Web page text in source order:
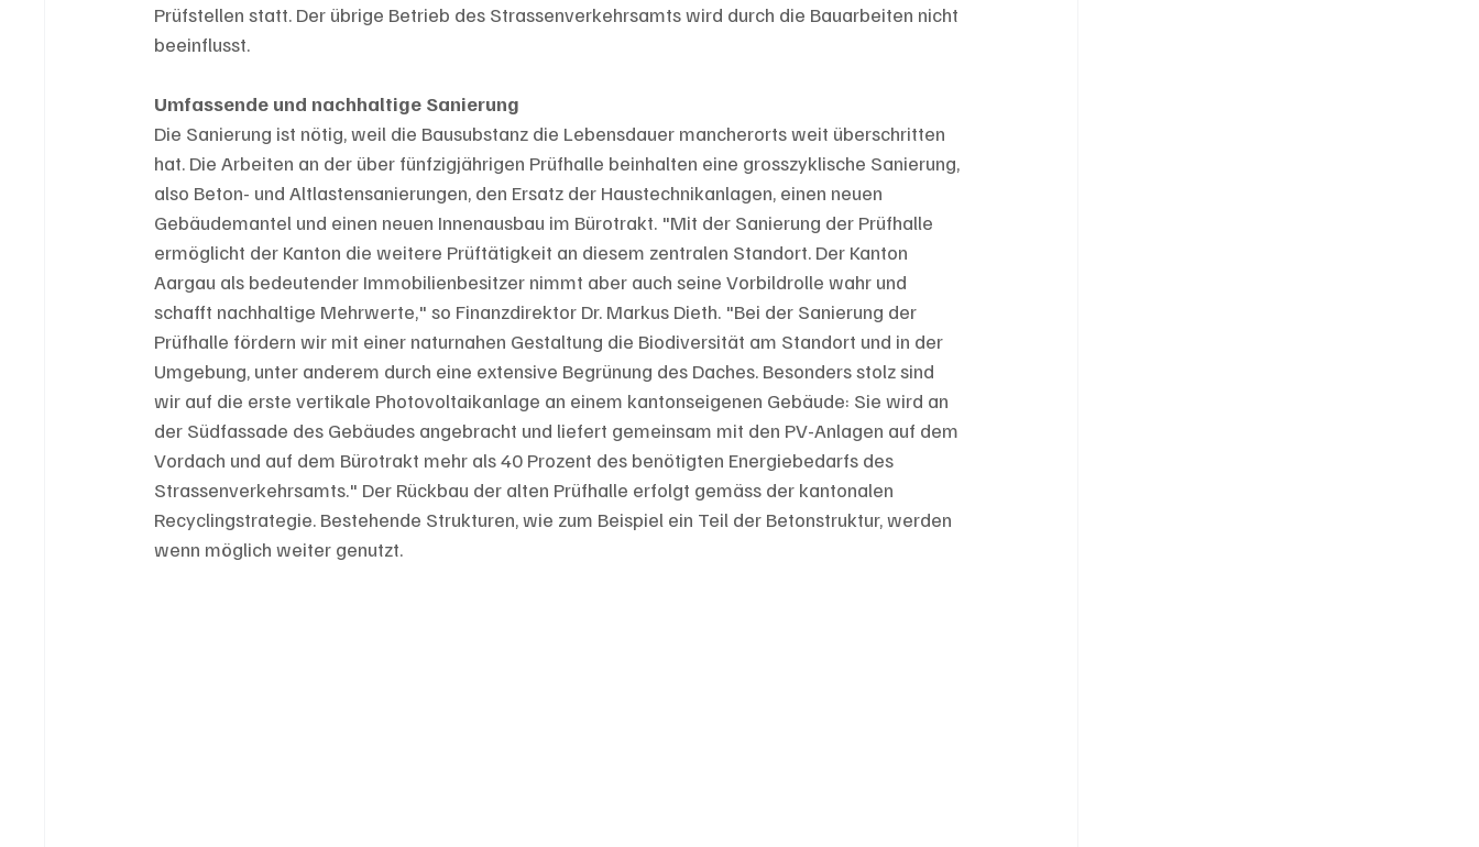
Prüfstellen statt. Der übrige Betrieb des Strassenverkehrsamts wird durch die Bauarbeiten nicht
beeinflusst.
Umfassende und nachhaltige Sanierung
Die Sanierung ist nötig, weil die Bausubstanz die Lebensdauer mancherorts weit überschritten
hat. Die Arbeiten an der über fünfzigjährigen Prüfhalle beinhalten eine grosszyklische Sanierung,
also Beton- und Altlastensanierungen, den Ersatz der Haustechnikanlagen, einen neuen
Gebäudemantel und einen neuen Innenausbau im Bürotrakt. "Mit der Sanierung der Prüfhalle
ermöglicht der Kanton die weitere Prüftätigkeit an diesem zentralen Standort. Der Kanton
Aargau als bedeutender Immobilienbesitzer nimmt aber auch seine Vorbildrolle wahr und
schafft nachhaltige Mehrwerte," so Finanzdirektor Dr. Markus Dieth. "Bei der Sanierung der
Prüfhalle fördern wir mit einer naturnahen Gestaltung die Biodiversität am Standort und in der
Umgebung, unter anderem durch eine extensive Begrünung des Daches. Besonders stolz sind
wir auf die erste vertikale Photovoltaikanlage an einem kantonseigenen Gebäude: Sie wird an
der Südfassade des Gebäudes angebracht und liefert gemeinsam mit den PV-Anlagen auf dem
Vordach und auf dem Bürotrakt mehr als 40 Prozent des benötigten Energiebedarfs des
Strassenverkehrsamts." Der Rückbau der alten Prüfhalle erfolgt gemäss der kantonalen
Recyclingstrategie. Bestehende Strukturen, wie zum Beispiel ein Teil der Betonstruktur, werden
wenn möglich weiter genutzt.